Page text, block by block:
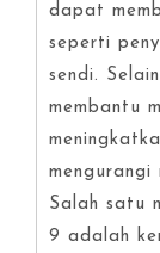
dapat
seperti
sendi.
membantu
Salah satu
9 adalah